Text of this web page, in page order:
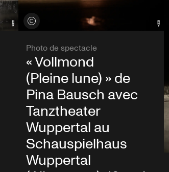
Voir les crédits
Photo de spectacle
« Vollmond
(Pleine lune) » de
Pina Bausch avec
Tanztheater
Wuppertal au
Schauspielhaus
Wuppertal